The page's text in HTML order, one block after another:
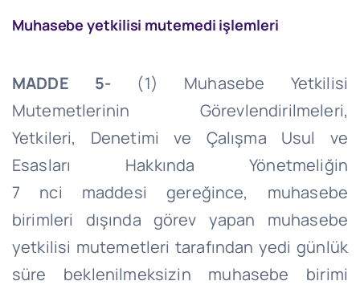
Muhasebe yetkilisi mutemedi işlemleri
MADDE 5- (1) Muhasebe Yetkilisi
Mutemetlerinin Görevlendirilmeleri,
Yetkileri, Denetimi ve Çalışma Usul ve
Esasları Hakkında Yönetmeliğin
7 nci maddesi gereğince, muhasebe
birimleri dışında görev yapan muhasebe
yetkilisi mutemetleri tarafından yedi günlük
süre beklenilmeksizin muhasebe birimi